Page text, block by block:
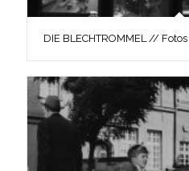
DIE BLECHTROMMEL //